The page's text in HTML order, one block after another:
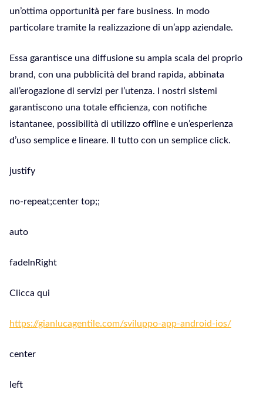
un’ottima opportunità per fare business. In modo
particolare tramite la realizzazione di un’app aziendale.
Essa garantisce una diffusione su ampia scala del proprio
brand, con una pubblicità del brand rapida, abbinata
all’erogazione di servizi per l’utenza. I nostri sistemi
garantiscono una totale efficienza, con notifiche
istantanee, possibilità di utilizzo offline e un’esperienza
d’uso semplice e lineare. Il tutto con un semplice click.
justify
no-repeat;center top;;
auto
fadeInRight
Clicca qui
https://gianlucagentile.com/sviluppo-app-android-ios/
center
left